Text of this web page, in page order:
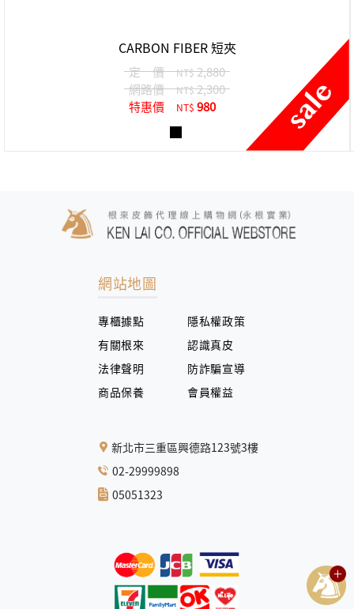
CARBON FIBER 短夾
定 價 NT$2,880
網路價
NT$2,300
特惠價
NT$ 980
網站地圖
專櫃據點
隱私權政策
有關根來
認識真皮
法律聲明
防詐騙宣導
商品保養
會員權益
新北市三重區興德路123號3樓
02-29999898
05051323